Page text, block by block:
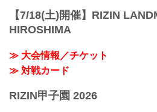
【7/18(土)開催】RIZIN
HIROSHIMA
≫ 大会情報／チケット
≫ 対戦カード
RIZIN甲子園 2026